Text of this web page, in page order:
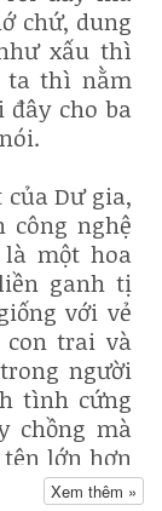
chứ, dung
xấu thì
ta thì nằm
cho ba
của Dư gia,
công nghệ
một hoa
ganh tị
với vẻ
trai và
người
tình cứng
chồng mà
lớn hơn
Xem thêm »